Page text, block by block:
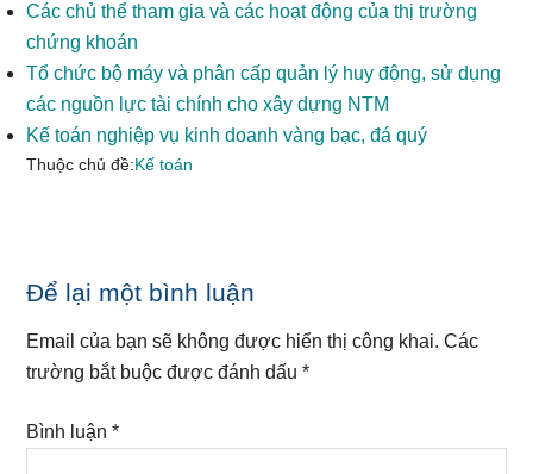
Các chủ thể tham gia và các hoạt động của thị trường
chứng khoán
Tổ chức bộ máy và phân cấp quản lý huy động, sử dụng
các nguồn lực tài chính cho xây dựng NTM
Kế toán nghiệp vụ kinh doanh vàng bạc, đá quý
Thuộc chủ đề:Kế toán
Reader
Interactions
Để lại một bình luận
Email của bạn sẽ không được hiển thị công khai. Các
trường bắt buộc được đánh dấu*
Bình luận*